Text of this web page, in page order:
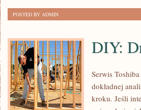
POSTED BY ADMIN
DIY:
Serwis
dokładnej
kroku. Jeśli